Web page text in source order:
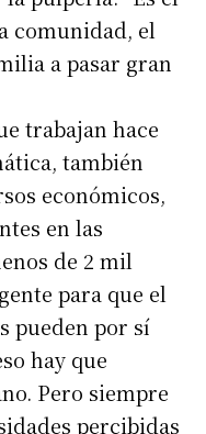
comunidad, el
a pasar gran
trabajan hace
también
económicos,
en las
de 2 mil
para que el
pueden por sí
hay que
Pero siempre
percibidas